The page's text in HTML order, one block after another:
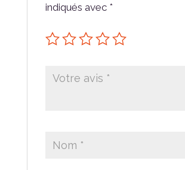
indiqués avec *